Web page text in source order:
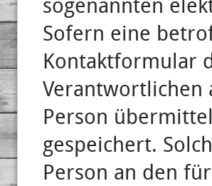
sogenannten
Sofern eine
Kontaktformular
Person
gespeichert.
Person an den